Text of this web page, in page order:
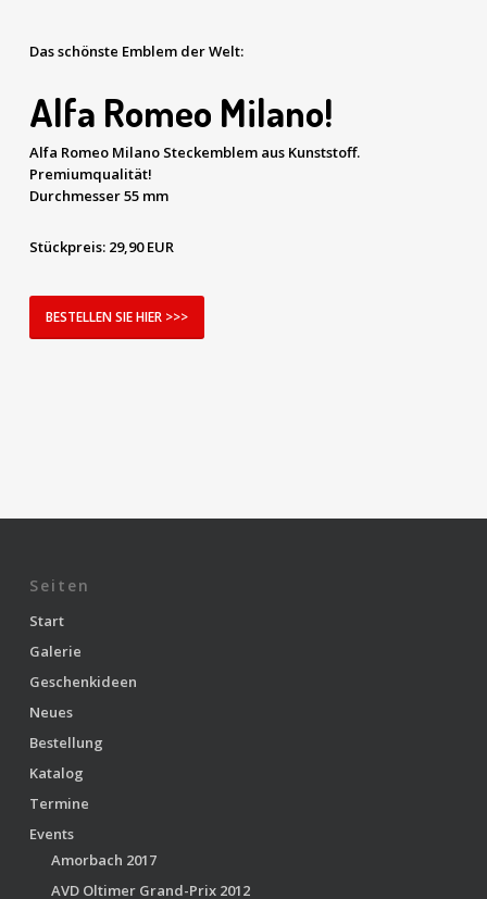
Das schönste Emblem der Welt:
Alfa Romeo Milano!
Alfa Romeo Milano Steckemblem aus Kunststoff.
Premiumqualität!
Durchmesser 55 mm
Stückpreis: 29,90EUR
BESTELLEN SIE HIER >>>
Seiten
Start
Galerie
Geschenkideen
Neues
Bestellung
Katalog
Termine
Events
Amorbach 2017
AVD Oltimer Grand-Prix 2012